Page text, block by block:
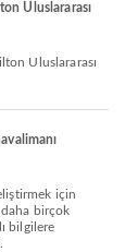
Uluslararası
birçok
bilgilere